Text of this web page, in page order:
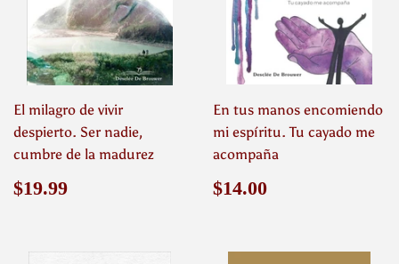
El milagro de vivir
despierto. Ser nadie,
cumbre de la madurez
Precio
$19.99
En tus manos encomiendo
mi espíritu. Tu cayado me
acompaña
Precio
$14.00